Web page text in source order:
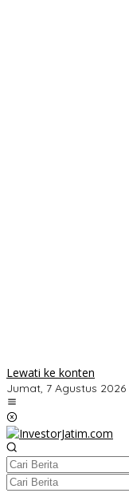
Lewati ke konten
Jumat, 7 Agustus 2026